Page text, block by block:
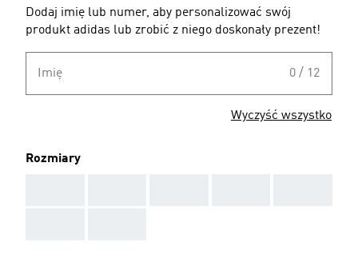
Dodaj imię lub numer, aby personalizować swój
produkt adidas lub zrobić z niego doskonały prezent!
Imię 0 / 12
Wyczyść wszystko
Rozmiary